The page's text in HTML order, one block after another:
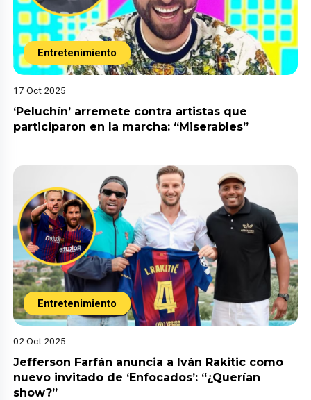
Entretenimiento
17 Oct 2025
‘Peluchín’ arremete contra artistas que
participaron en la marcha: “Miserables”
Entretenimiento
02 Oct 2025
Jefferson Farfán anuncia a Iván Rakitic como
nuevo invitado de ‘Enfocados’: “¿Querían
show?”